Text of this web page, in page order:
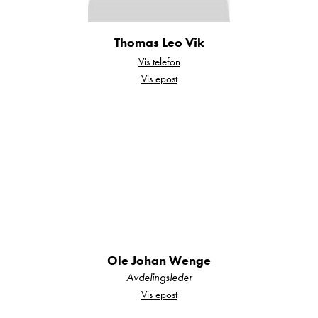
Ventilasjonssystemfor stabilt og
behagelig inneklima.
Elegant kjøkkeninnredning med mye
4‑bluss gasskomfyr,
Thomas Leo Vik
Vis telefon
Vis epost
Ole Johan Wenge
Avdelingsleder
Vis epost